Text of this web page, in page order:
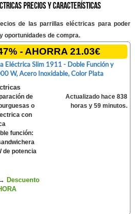
precios y características
de las parrillas eléctricas para poder
oportunidades de compra.
- AHORRA 21.03€
Eléctrica Slim 1911 - Doble Función y
W, Acero Inoxidable, Color Plata
de
o
con
función:
de potencia
Descuento
Actualizado hace 838
horas y 59 minutos.